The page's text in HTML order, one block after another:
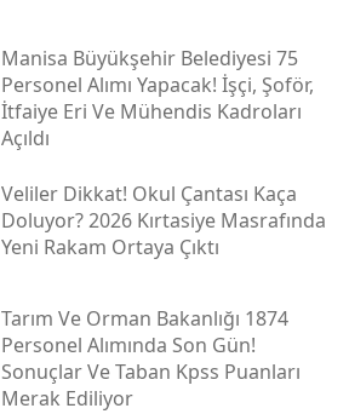
Manisa Büyükşehir Belediyesi 75
Personel Alımı Yapacak! İşçi, Şoför,
İtfaiye Eri Ve Mühendis Kadroları
Açıldı
Veliler Dikkat! Okul Çantası Kaça
Doluyor? 2026 Kırtasiye Masrafında
Yeni Rakam Ortaya Çıktı
Tarım Ve Orman Bakanlığı 1874
Personel Alımında Son Gün!
Sonuçlar Ve Taban Kpss Puanları
Merak Ediliyor